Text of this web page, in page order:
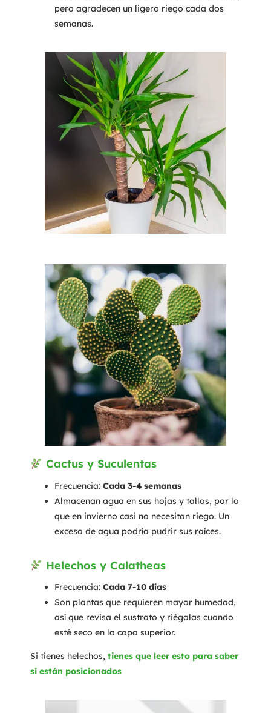
pero agradecen un ligero riego cada dos
semanas.
Cactus y Suculentas
Frecuencia: Cada 3-4 semanas
Almacenan agua en sus hojas y tallos, por lo
que en invierno casi no necesitan riego. Un
exceso de agua podría pudrir sus raíces.
Helechos y Calatheas
Frecuencia: Cada 7-10 días
Son plantas que requieren mayor humedad,
así que revisa el sustrato y riégalas cuando
esté seco en la capa superior.
Si tienes helechos, tienes que leer esto para saber
si están posicionados